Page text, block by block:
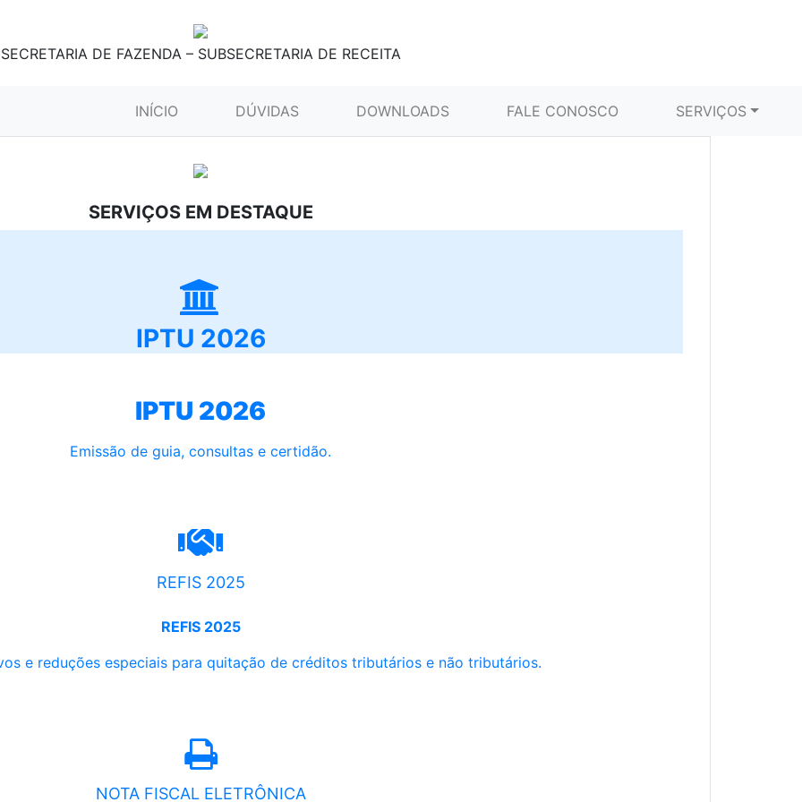
SECRETARIA DE FAZENDA – SUBSECRETARIA DE RECEITA
INÍCIO (CURRENT)DÚVIDAS DOWNLOADS FALE CONOSCO SERVIÇOS
SERVIÇOS EM DESTAQUE
IPTU 2026
IPTU 2026
Emissão de guia, consultas e certidão.
REFIS 2025
REFIS 2025
e reduções especiais para quitação de créditos tributários e não tributários.
NOTA FISCAL ELETRÔNICA